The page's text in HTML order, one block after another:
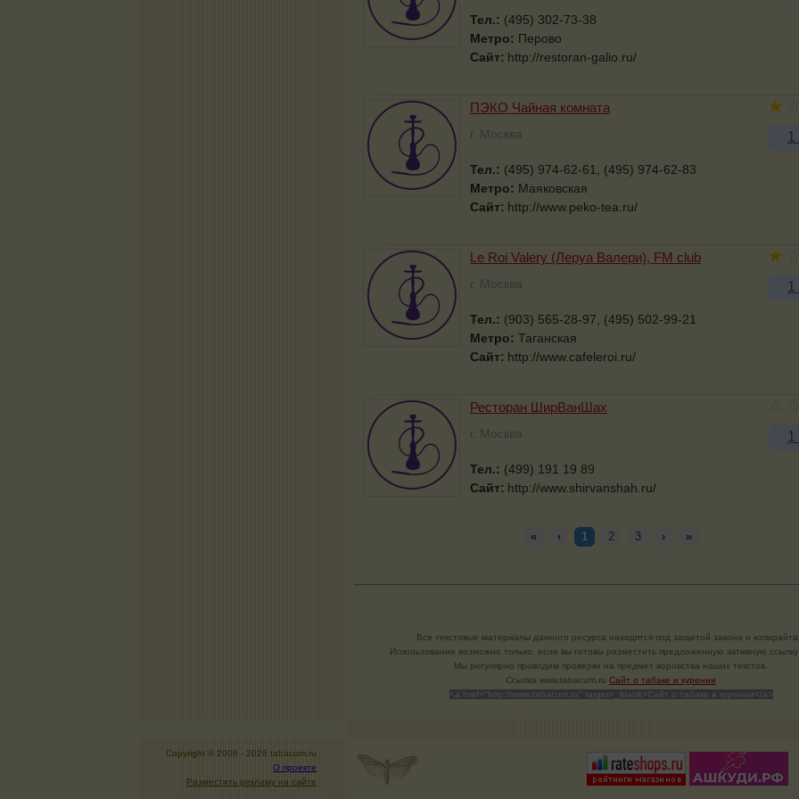
Тел.: (495) 302-73-38
Метро: Перово
Сайт: http://restoran-galio.ru/
1
ПЭКО Чайная комната
г. Москва
Тел.: (495) 974-62-61, (495) 974-62-83
Метро: Маяковская
Сайт: http://www.peko-tea.ru/
1
Le Roi Valery (Леруа Валери), FM club
г. Москва
Тел.: (903) 565-28-97, (495) 502-99-21
Метро: Таганская
Сайт: http://www.cafeleroi.ru/
1
Ресторан ШирВанШах
г. Москва
Тел.: (499) 191 19 89
Сайт: http://www.shirvanshah.ru/
« ‹ 1 2 3 › »
Все текстовые материалы данного ресурса находятся под защитой закона о
Использование возможно только, если вы готовы разместить предложенную активную ссылку
Мы регулярно проводим проверки на предмет воровства наших текстов.
Cсылка www.tabacum.ru Сайт о табаке и курении
<a href="http://www.tabacum.ru" target=_blank>Сайт о табаке и курении</a>
Copyright © 2006 - 2026 tabacum.ru
О проекте
Разместить рекламу на сайте